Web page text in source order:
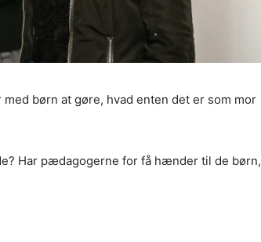
børn at gøre, hvad enten det er som mor
Har pædagogerne for få hænder til de børn,